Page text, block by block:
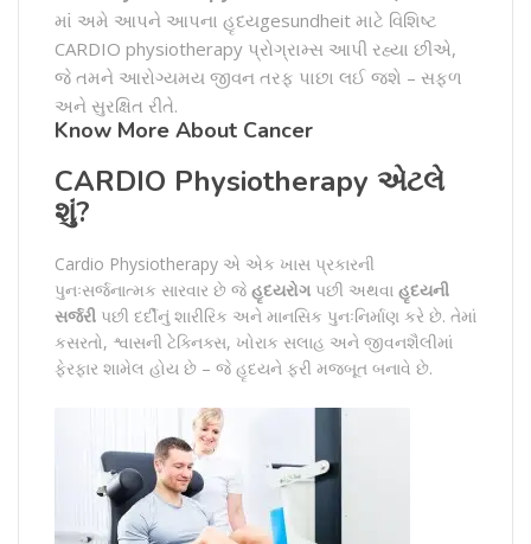
માં અમે આપને આપના હૃદયgesundheit માટે વિશિષ્ટ
CARDIO physiotherapy પ્રોગ્રામ્સ આપી રહ્યા છીએ,
જે તમને આરોગ્યમય જીવન તરફ પાછા લઈ જશે – સફળ
અને સુરક્ષિત રીતે.
Know More About Cancer
CARDIO Physiotherapy એટલે
શું?
Cardio Physiotherapy એ એક ખાસ પ્રકારની
પુનઃસર્જનાત્મક સારવાર છે જે હૃદયરોગ પછી અથવા હૃદયની
સર્જરી પછી દર્દીનું શારીરિક અને માનસિક પુનઃનિર્માણ કરે છે. તેમાં
કસરતો, શ્વાસની ટેક્નિક્સ, ખોરાક સલાહ અને જીવનશૈલીમાં
ફેરફાર શામેલ હોય છે – જે હૃદયને ફરી મજબૂત બનાવે છે.